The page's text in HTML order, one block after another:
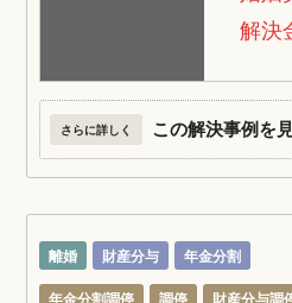
解決
さらに詳しく この解決事例を
離婚 財産分与
年金分割
年金分割調停
調停 財産分与調